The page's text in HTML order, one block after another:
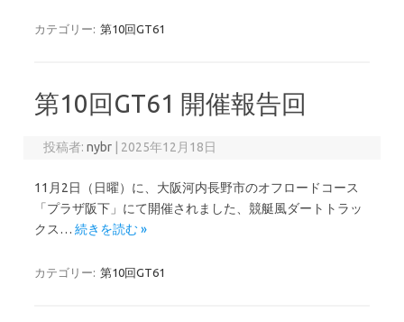
カテゴリー: 第10回GT61
第10回GT61 開催報告回
投稿者:nybr 2025年12月18日
11月2日（日曜）に、大阪河内長野市のオフロードコース
「プラザ阪下」にて開催されました、競艇風ダートトラッ
クス… 続きを読む »
カテゴリー: 第10回GT61